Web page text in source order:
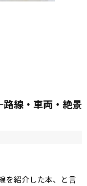
線・車両・絶景
を紹介した本、と言